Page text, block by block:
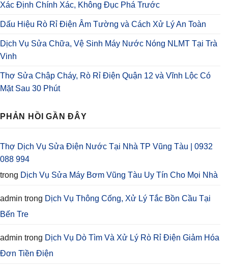
Xác Định Chính Xác, Không Đục Phá Trước
Dấu Hiệu Rò Rỉ Điện Âm Tường và Cách Xử Lý An Toàn
Dịch Vụ Sửa Chữa, Vệ Sinh Máy Nước Nóng NLMT Tại Trà
Vinh
Thợ Sửa Chập Cháy, Rò Rỉ Điện Quận 12 và Vĩnh Lộc Có
Mặt Sau 30 Phút
PHẢN HỒI GẦN ĐÂY
Thợ Dịch Vụ Sửa Điện Nước Tại Nhà TP Vũng Tàu | 0932
088 994
trong Dịch Vụ Sửa Máy Bơm Vũng Tàu Uy Tín Cho Mọi Nhà
admin trong Dịch Vụ Thông Cống, Xử Lý Tắc Bồn Cầu Tại
Bến Tre
admin trong Dịch Vụ Dò Tìm Và Xử Lý Rò Rỉ Điện Giảm Hóa
Đơn Tiền Điện